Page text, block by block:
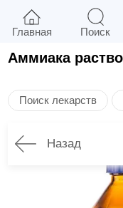
Аммиака
Поиск лекарств
Назад
Главная Поиск